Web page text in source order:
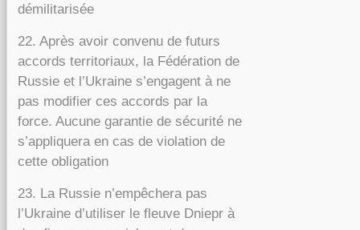
démilitarisée
22. Après avoir convenu de futurs
accords territoriaux, la Fédération de
Russie et l’Ukraine s’engagent à ne
pas modifier ces accords par la
force. Aucune garantie de sécurité ne
s’appliquera en cas de violation de
cette obligation
23. La Russie n’empêchera pas
l’Ukraine d’utiliser le fleuve Dniepr à